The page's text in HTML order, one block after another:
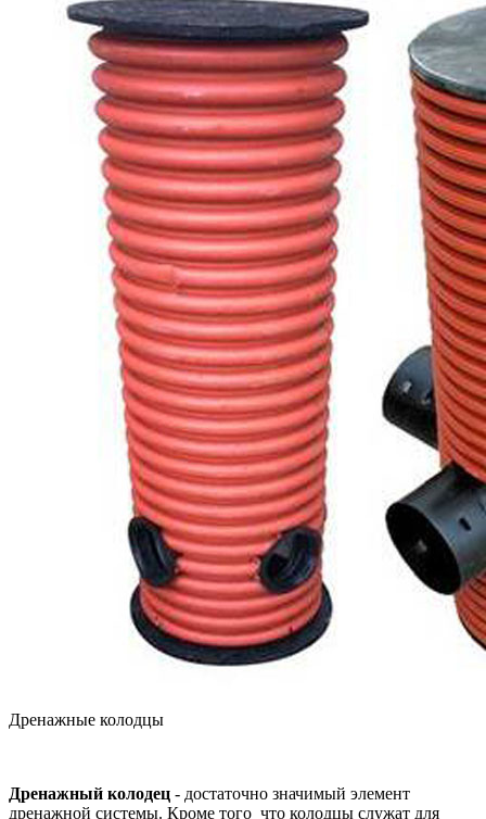
Дренажные колодцы
Дренажный колодец - достаточно значимый элемент
дренажной системы. Кроме того что колодцы служат для